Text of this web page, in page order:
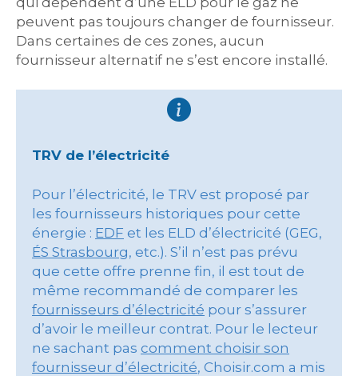
peuvent pas toujours changer de fournisseur.
Dans certaines de ces zones, aucun
fournisseur alternatif ne s’est encore installé.
TRV de l’électricité
Pour l’électricité, le TRV est proposé par
les fournisseurs historiques pour cette
énergie : EDF et les ELD d’électricité (GEG,
ÉS Strasbourg, etc.). S’il n’est pas prévu
que cette offre prenne fin, il est tout de
même recommandé de comparer les
fournisseurs d’électricité pour s’assurer
d’avoir le meilleur contrat. Pour le lecteur
ne sachant pas comment choisir son
fournisseur d’électricité, Choisir.com a mis